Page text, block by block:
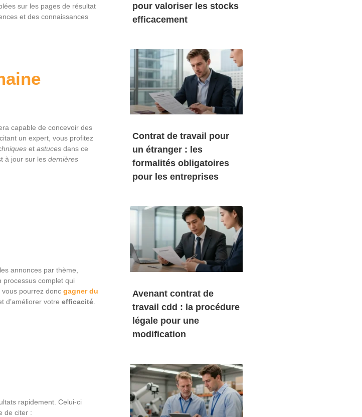
sur les pages de résultat
et des connaissances
capable de concevoir des
un expert, vous profitez
et astuces dans ce
à jour sur les dernières
annonces par thème,
processus complet qui
vous pourrez donc gagner du
d’améliorer votre efficacité
rapidement. Celui-ci
de citer :
pour valoriser les stocks
efficacement
Contrat de travail pour
un étranger : les
formalités obligatoires
pour les entreprises
Avenant contrat de
travail cdd : la procédure
légale pour une
modification